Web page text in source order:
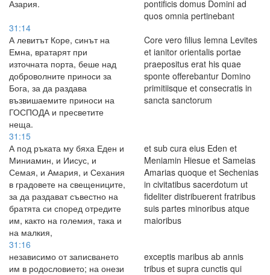
Азария.
pontificis domus Domini ad
quos omnia pertinebant
31:14
А левитът Коре, синът на
Емна, вратарят при
източната порта, беше над
доброволните приноси за
Бога, за да раздава
възвишаемите приноси на
ГОСПОДА и пресветите
неща.
Core vero filius Iemna Levites
et ianitor orientalis portae
praepositus erat his quae
sponte offerebantur Domino
primitiisque et consecratis in
sancta sanctorum
31:15
А под ръката му бяха Еден и
Миниамин, и Иисус, и
Семая, и Амария, и Сехания
в градовете на свещениците,
за да раздават съвестно на
братята си според отредите
им, както на големия, така и
на малкия,
et sub cura eius Eden et
Meniamin Hiesue et Sameias
Amarias quoque et Sechenias
in civitatibus sacerdotum ut
fideliter distribuerent fratribus
suis partes minoribus atque
maioribus
31:16
независимо от записването
им в родословието; на онези
exceptis maribus ab annis
tribus et supra cunctis qui